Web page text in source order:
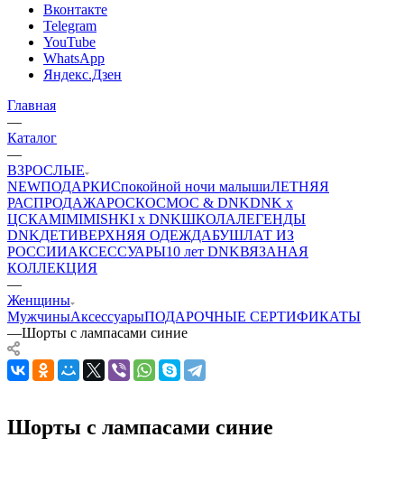
Вконтакте
Telegram
YouTube
WhatsApp
Яндекс.Дзен
Главная
—
Каталог
—
ВЗРОСЛЫЕ
NEWПОДАРКИСпокойной ночи малышиЛЕТНЯЯ
РАСПРОДАЖАРОСКОСМОС & DNKDNK x
ЦСКАMIMIMISHKI x DNKШКОЛАЛЕГЕНДЫ
DNKДЕТИВЕРХНЯЯ ОДЕЖДАБУШЛАТ ИЗ
РОССИИАКСЕССУАРЫ10 лет DNKВЯЗАНАЯ
КОЛЛЕКЦИЯ
—
Женщины
МужчиныАксессуарыПОДАРОЧНЫЕ СЕРТИФИКАТЫ
—Шорты с лампасами синие
Шорты с лампасами синие